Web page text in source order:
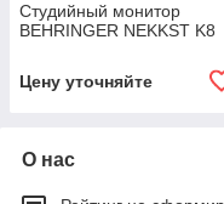
Студийный монитор
BEHRINGER NEKKST K8
Цену уточняйте
О нас